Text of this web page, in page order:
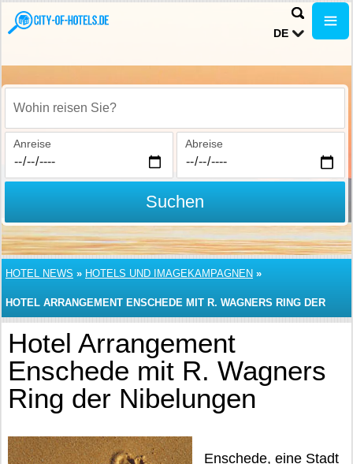
DE
Wohin reisen Sie?
Anreise Abreise
Suchen
HOTEL NEWS » HOTELS UND IMAGEKAMPAGNEN »
HOTEL ARRANGEMENT ENSCHEDE MIT R. WAGNERS RING DER
NIBELUNGEN
Hotel Arrangement
Enschede mit R. Wagners
Ring der Nibelungen
Enschede, eine Stadt